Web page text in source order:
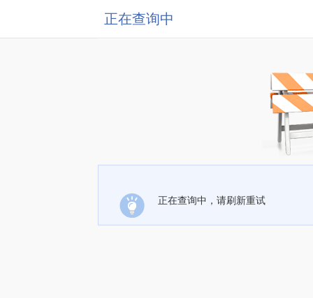
正在查询中
正在查询中，请刷新重试